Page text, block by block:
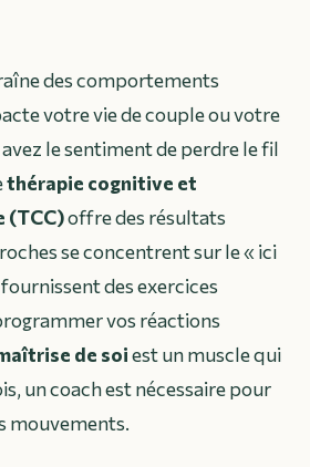
des comportements
votre vie de couple ou votre
le sentiment de perdre le fil
thérapie cognitive et
(TCC)offre des résultats
se concentrent sur le « ici
des exercices
vos réactions
de soiest un muscle qui
un coach est nécessaire pour
mouvements.